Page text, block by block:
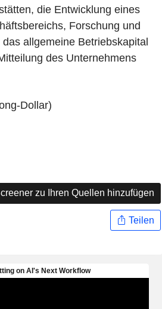
die Entwicklung eines
Forschung und
allgemeine Betriebskapital
des Unternehmens
Dollar)
zu Ihren Quellen hinzufügen
Teilen